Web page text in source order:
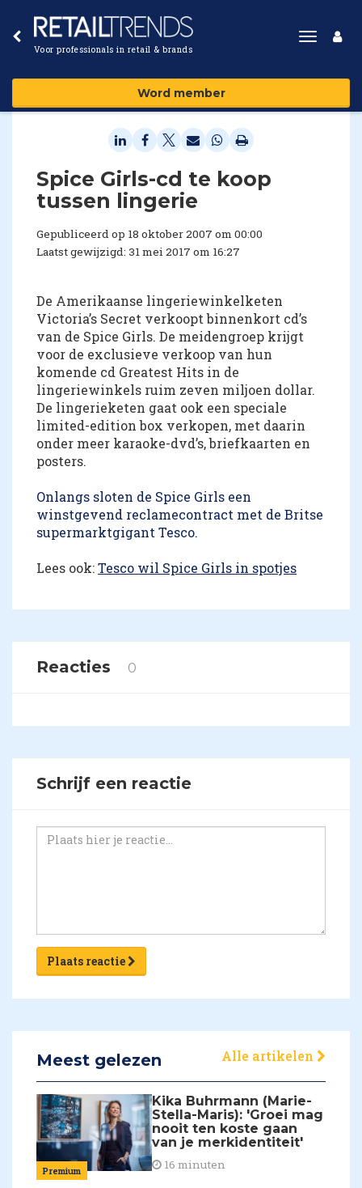
Voor professionals in retail & brands
Toggle
Word member
Spice Girls-cd te koop
tussen lingerie
Gepubliceerd op 18 oktober 2007 om 00:00
Laatst gewijzigd: 31 mei 2017 om 16:27
De Amerikaanse lingeriewinkelketen
Victoria’s Secret verkoopt binnenkort cd’s
van de Spice Girls. De meidengroep krijgt
voor de exclusieve verkoop van hun
komende cd Greatest Hits in de
lingeriewinkels ruim zeven miljoen dollar.
De lingerieketen gaat ook een speciale
limited-edition box verkopen, met daarin
onder meer karaoke-dvd’s, briefkaarten en
posters.
Onlangs sloten de Spice Girls een
winstgevend reclamecontract met de Britse
supermarktgigant Tesco.
Lees ook:Tesco wil Spice Girls in spotjes
Reacties 0
Schrijf een reactie
Plaats reactie
Meest gelezen Alle artikelen
Premium
Kika Buhrmann (Marie-
Stella-Maris): 'Groei mag
nooit ten koste gaan
van je merkidentiteit'
16 minuten